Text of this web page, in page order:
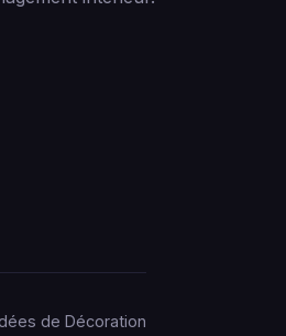
de Décoration